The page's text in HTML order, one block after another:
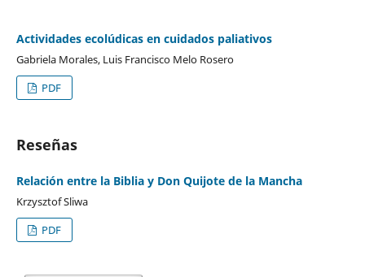
Actividades ecolúdicas en cuidados paliativos
Gabriela Morales, Luis Francisco Melo Rosero
PDF
Reseñas
Relación entre la Biblia y Don Quijote de la Mancha
Krzysztof Sliwa
PDF